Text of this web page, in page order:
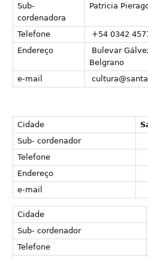
Sub-
cordenadora
Patricia
Telefone
+54 0342
Endereço
Bulevar
Belgrano
e-mail
Cidade
Sub- cordenador
Telefone
Endereço
e-mail
Cidade
Sub- cordenador
Telefone